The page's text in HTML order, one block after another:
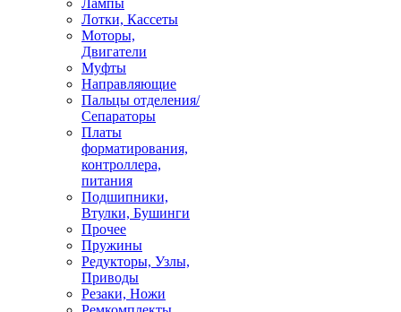
Лампы
Лотки, Кассеты
Моторы,
Двигатели
Муфты
Направляющие
Пальцы отделения/
Сепараторы
Платы
форматирования,
контроллера,
питания
Подшипники,
Втулки, Бушинги
Прочее
Пружины
Редукторы, Узлы,
Приводы
Резаки, Ножи